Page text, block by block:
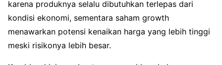
karena produknya selalu dibutuhkan terlepas dari
kondisi ekonomi, sementara saham growth
menawarkan potensi kenaikan harga yang lebih tinggi
meski risikonya lebih besar.